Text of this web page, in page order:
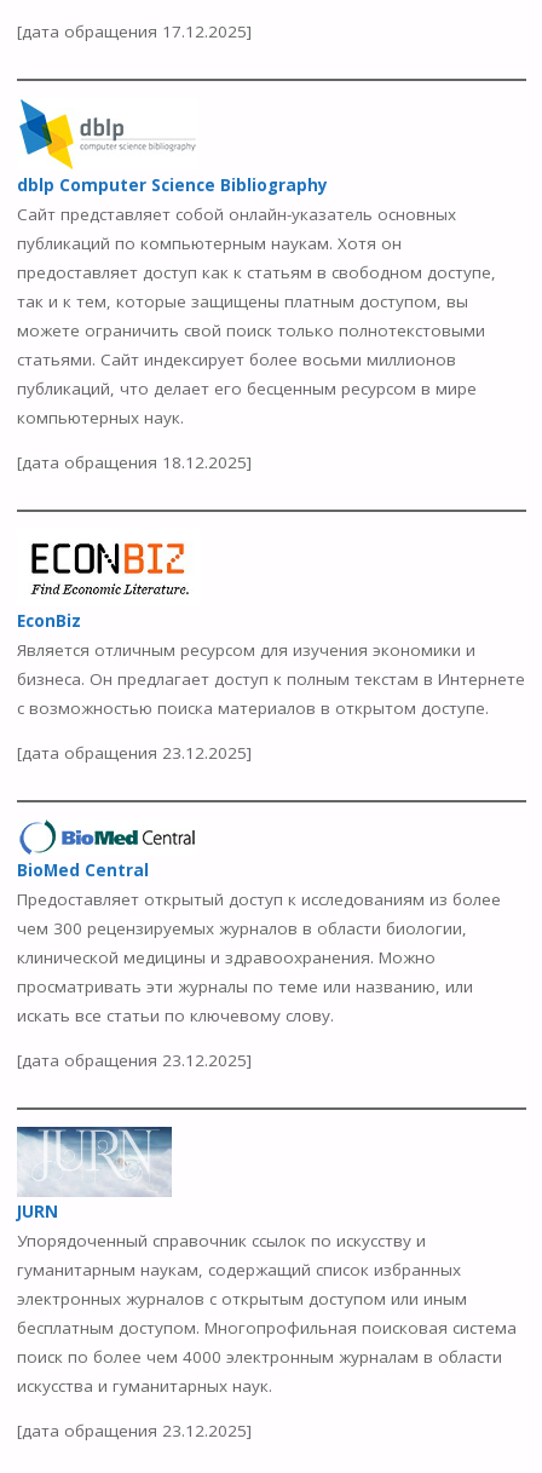
[дата обращения 17.12.2025]
dblp Computer Science Bibliography
Сайт представляет собой онлайн-указатель основных
публикаций по компьютерным наукам. Хотя он
предоставляет доступ как к статьям в свободном доступе,
так и к тем, которые защищены платным доступом, вы
можете ограничить свой поиск только полнотекстовыми
статьями. Сайт индексирует более восьми миллионов
публикаций, что делает его бесценным ресурсом в мире
компьютерных наук.
[дата обращения 18.12.2025]
EconBiz
Является отличным ресурсом для изучения экономики и
бизнеса. Он предлагает доступ к полным текстам в Интернете
с возможностью поиска материалов в открытом доступе.
[дата обращения 23.12.2025]
BioMed Central
Предоставляет открытый доступ к исследованиям из более
чем 300 рецензируемых журналов в области биологии,
клинической медицины и здравоохранения. Можно
просматривать эти журналы по теме или названию, или
искать все статьи по ключевому слову.
[дата обращения 23.12.2025]
JURN
Упорядоченный справочник ссылок по искусству и
гуманитарным наукам, содержащий список избранных
электронных журналов с открытым доступом или иным
бесплатным доступом. Многопрофильная поисковая система
поиск по более чем 4000 электронным журналам в области
искусства и гуманитарных наук.
[дата обращения 23.12.2025]